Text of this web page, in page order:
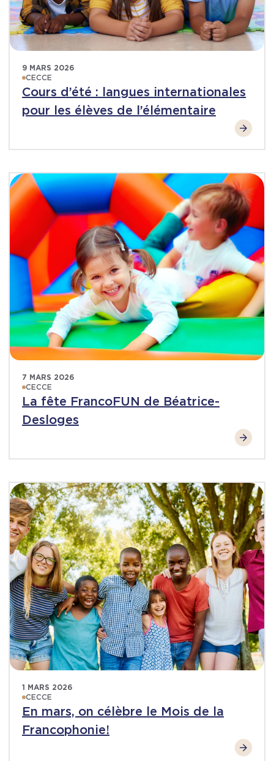
9 MARS 2026
CECCE
Cours d’été : langues internationales
pour les élèves de l’élémentaire
7 MARS 2026
CECCE
La fête FrancoFUN de Béatrice-
Desloges
1 MARS 2026
CECCE
En mars, on célèbre le Mois de la
Francophonie!